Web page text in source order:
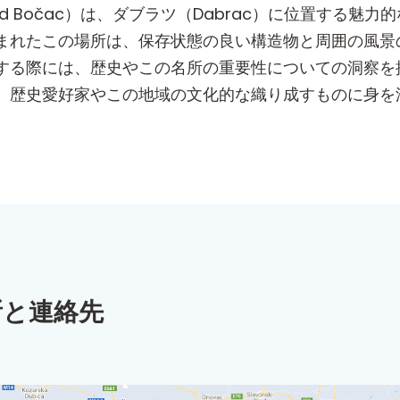
）は、ダブラツ（Dabrac）に位置する魅力
たこの場所は、保存状態の良い構造物と周囲の風
際には、歴史やこの名所の重要性についての洞察
史愛好家やこの地域の文化的な織り成すものに身
連絡先